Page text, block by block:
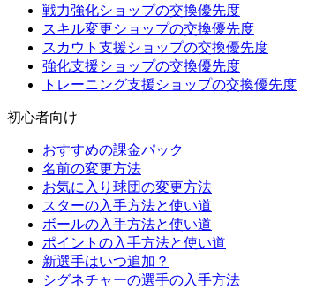
戦力強化ショップの交換優先度
スキル変更ショップの交換優先度
スカウト支援ショップの交換優先度
強化支援ショップの交換優先度
トレーニング支援ショップの交換優先度
初心者向け
おすすめの課金パック
名前の変更方法
お気に入り球団の変更方法
スターの入手方法と使い道
ボールの入手方法と使い道
ポイントの入手方法と使い道
新選手はいつ追加？
シグネチャーの選手の入手方法